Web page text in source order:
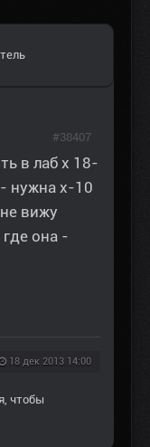
в лаб х 18-
нужна х-10
вижу
она -
18 дек 2013 14:00
#38407
, чтобы